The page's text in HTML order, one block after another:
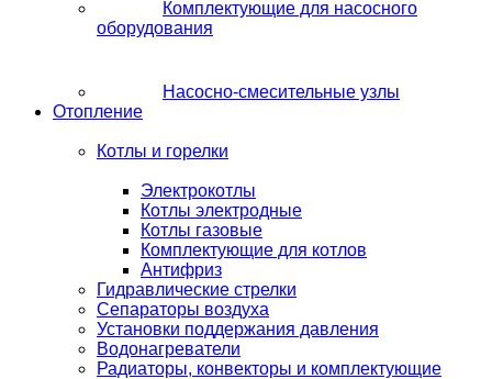
Комплектующие для насосного
оборудования
Насосно-смесительные узлы
Отопление
Котлы и горелки
Электрокотлы
Котлы электродные
Котлы газовые
Комплектующие для котлов
Антифриз
Гидравлические стрелки
Сепараторы воздуха
Установки поддержания давления
Водонагреватели
Радиаторы, конвекторы и комплектующие